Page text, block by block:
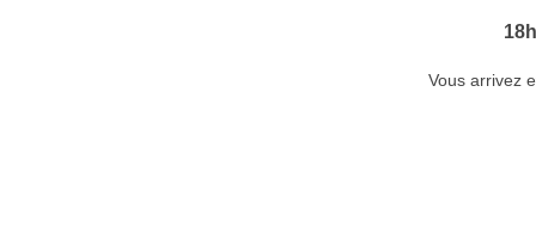
Vous arrivez